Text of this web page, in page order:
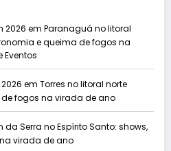
2026 em Paranaguá no litoral
e queima de fogos na
em Torres no litoral norte
fogos na virada de ano
Serra no Espírito Santo: shows,
virada de ano